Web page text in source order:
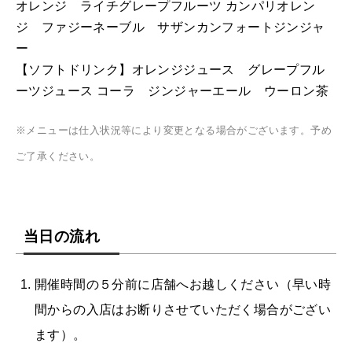
オレンジ ライチグレープフルーツ カンパリオレン
ジ ファジーネーブル サザンカンフォートジンジャ
ー
【ソフトドリンク】オレンジジュース グレープフル
ーツジュース コーラ ジンジャーエール ウーロン茶
※メニューは仕入状況等により変更となる場合がございます。予め
ご了承ください。
当日の流れ
開催時間の５分前に店舗へお越しください（早い時
間からの入店はお断りさせていただく場合がござい
ます）。